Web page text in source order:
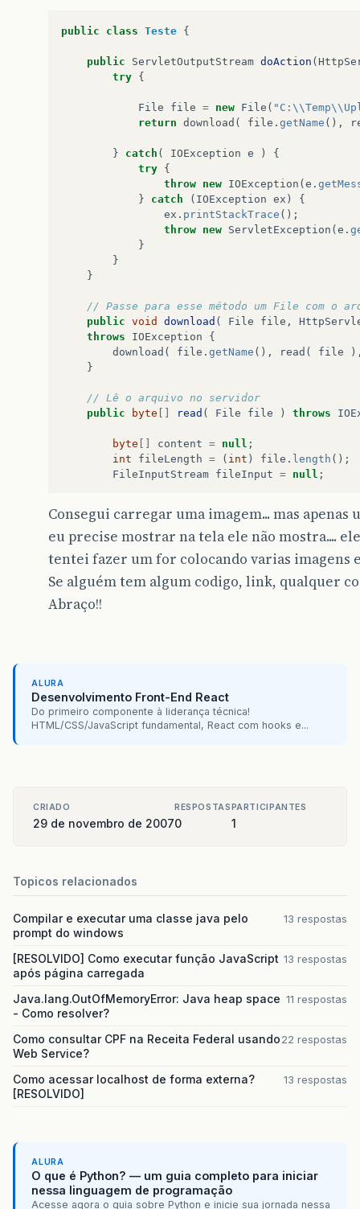
public class Teste {
public ServletOutputStream doAction (
try {
File file = new File (
return download ( file . getName (),
} catch ( IOException e )
{
try {
throw new IOException ( e .
}
catch ( IOException ex )
{
ex . printStackTrace ();
throw new ServletException ( e .
}
}
}
// Passe para esse método um File com o
public void download ( File file ,
throws
IOException
{
download ( file . getName (), read ( file
}
// Lê o arquivo no servidor
public
byte read ( File file ) throws
byte content = null ;
int
fileLength = ( int ) file . length ();
FileInputStream fileInput = null ;
fileInput = new FileInputStream(
BufferedInputStream
fileInput );
content = new byte[fileLength ];
return content;
//response.addHeader( "Content-
ServletOutputStream
// envia o conteúdo do arquivo para o
try
outStream.flush();
} finally
outStream
close
}
}
Consegui carregar uma imagem... mas apenas
eu precise mostrar na tela ele não mostra....
tentei fazer um for colocando varias imagens
Se alguém tem algum codigo, link, qualquer
Abraço!!
ALURA
Desenvolvimento Front-End React
Do primeiro componente à liderança técnica!
HTML/CSS/JavaScript fundamental, React com hooks e...
CRIADO
29 de novembro de 2007
RESPOSTAS
0
PARTICIPANTES
1
Topicos relacionados
Compilar e executar uma classe java pelo
prompt do windows
13 respostas
[RESOLVIDO] Como executar função JavaScript
após página carregada
13 respostas
Java.lang.OutOfMemoryError: Java heap space
- Como resolver?
11 respostas
Como consultar CPF na Receita Federal usando
Web Service?
22 respostas
Como acessar localhost de forma externa?
[RESOLVIDO]
13 respostas
ALURA
O que é Python? — um guia completo para iniciar
nessa linguagem de programação
Acesse agora o guia sobre Python e inicie sua jornada nessa